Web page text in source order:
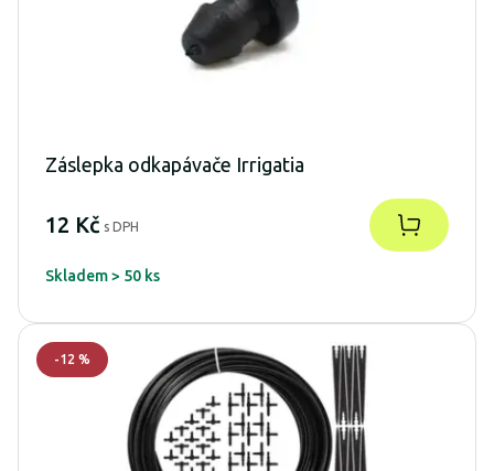
Záslepka odkapávače Irrigatia
12 Kč s DPH
Skladem > 50 ks
-12 %